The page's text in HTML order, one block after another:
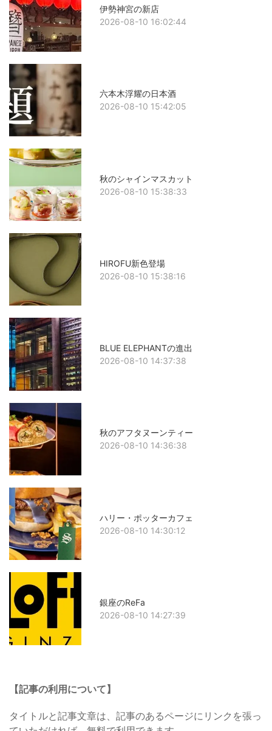
伊勢神宮の新店
2026-08-10 16:02:44
六本木浮耀の日本酒
2026-08-10 15:42:05
秋のシャインマスカット
2026-08-10 15:38:33
HIROFU新色登場
2026-08-10 15:38:16
BLUE ELEPHANTの進出
2026-08-10 14:37:38
秋のアフタヌーンティー
2026-08-10 14:36:38
ハリー・ポッターカフェ
2026-08-10 14:30:12
銀座のReFa
2026-08-10 14:27:39
【記事の利用について】
タイトルと記事文章は、記事のあるページにリンクを張っ